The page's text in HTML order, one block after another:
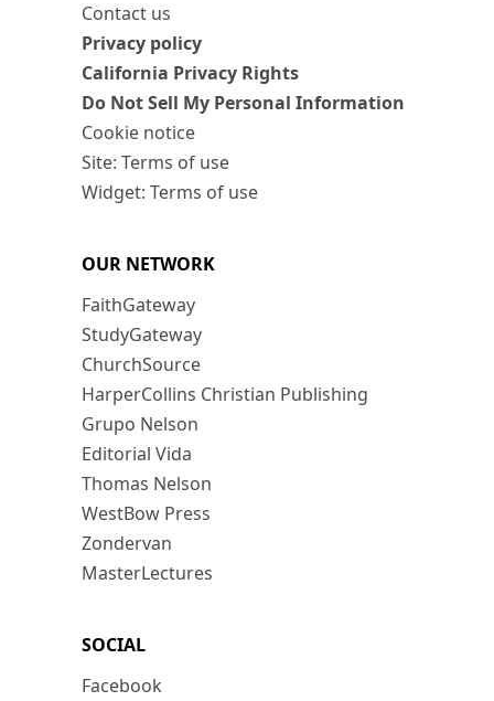
Contact us
Privacy policy
California Privacy Rights
Do Not Sell My Personal Information
Cookie notice
Site: Terms of use
Widget: Terms of use
OUR NETWORK
FaithGateway
StudyGateway
ChurchSource
HarperCollins Christian Publishing
Grupo Nelson
Editorial Vida
Thomas Nelson
WestBow Press
Zondervan
MasterLectures
SOCIAL
Facebook